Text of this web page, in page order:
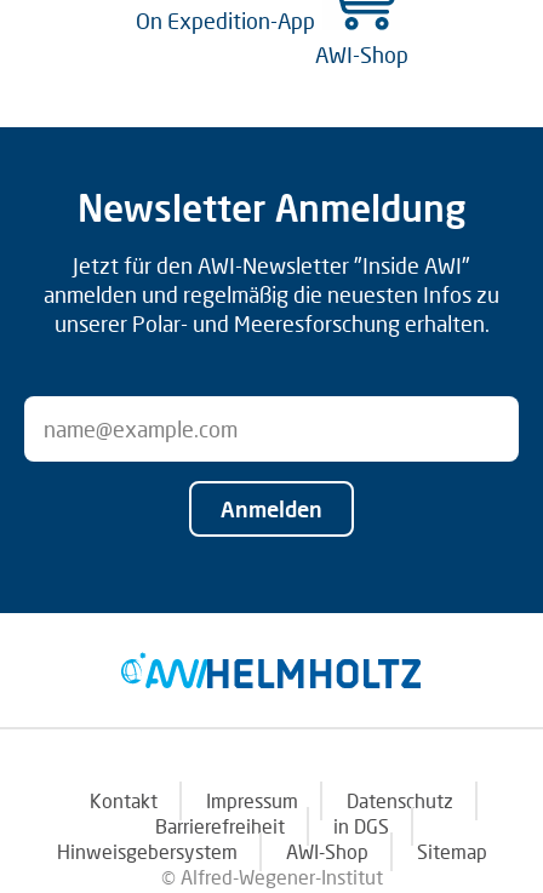
On Expedition-App
AWI-Shop
Newsletter Anmeldung
Jetzt für den AWI-Newsletter "Inside AWI"
anmelden und regelmäßig die neuesten Infos zu
unserer Polar- und Meeresforschung erhalten.
Anmelden
Kontakt Impressum
Datenschutz
Barrierefreiheit
in DGS
Hinweisgebersystem
AWI-Shop
Sitemap
© Alfred-Wegener-Institut